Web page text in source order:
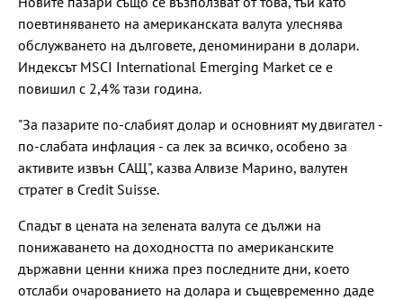
поевтиняването на американската валута улеснява
обслужването на дълговете, деноминирани в долари.
Индексът MSCI International Emerging Market се е
повишил с 2,4% тази година.
"За пазарите по-слабият долар и основният му двигател -
по-слабата инфлация - са лек за всичко, особено за
активите извън САЩ", казва Алвизе Марино, валутен
стратег в Credit Suisse.
Спадът в цената на зелената валута се дължи на
понижаването на доходността по американските
държавни ценни книжа през последните дни, което
отслаби очарованието на долара и същевременно даде